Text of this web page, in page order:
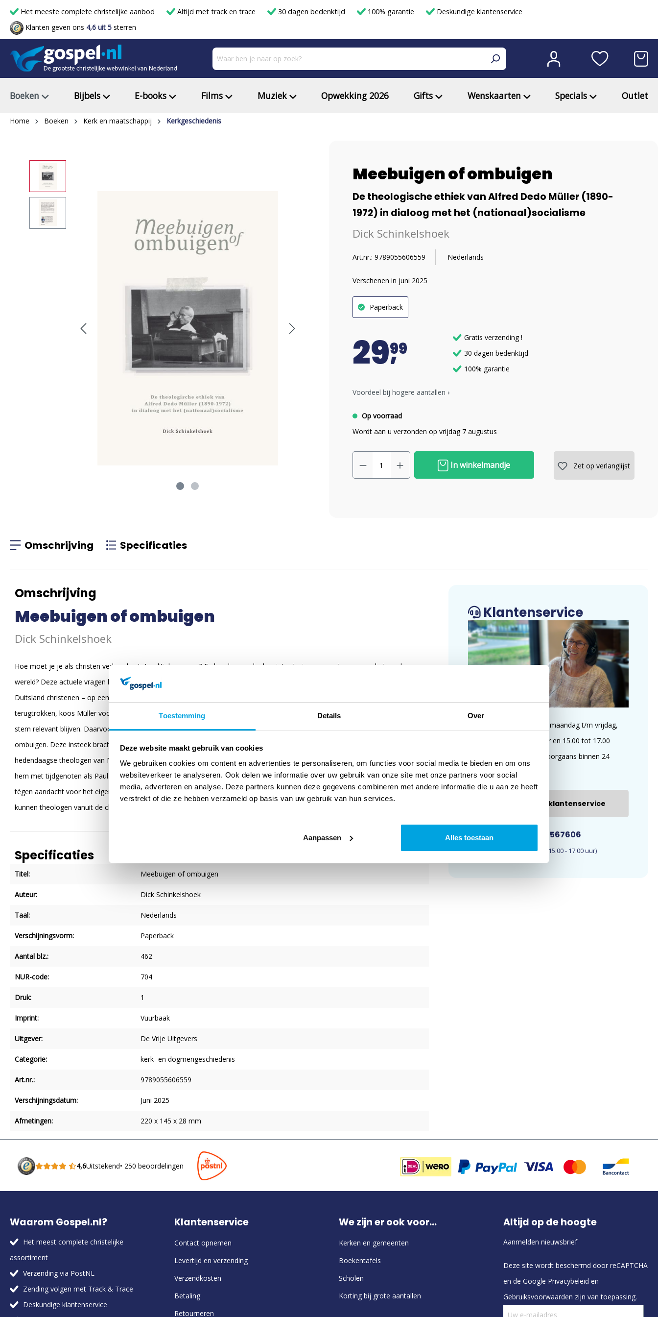
Toestemming Details Over
Deze website maakt gebruik van cookies
We gebruiken cookies om content en advertenties te personaliseren, om functies voor social media te bieden en om ons
websiteverkeer te analyseren. Ook delen we informatie over uw gebruik van onze site met onze partners voor social
media, adverteren en analyse. Deze partners kunnen deze gegevens combineren met andere informatie die u aan ze heeft
verstrekt of die ze hebben verzameld op basis van uw gebruik van hun services.
Aanpassen Alles toestaan
Het meeste complete christelijke aanbod Altijd met track en trace 30 dagen bedenktijd 100% garantie
Deskundige klantenservice
Klanten geven ons 4,6 uit 5 sterren
Boeken Bijbels E-books Films Muziek Opwekking 2026 Gifts Wenskaarten Specials Outlet
Home Boeken Kerk en maatschappij Kerkgeschiedenis
Meebuigen of ombuigen
De theologische ethiek van Alfred Dedo Müller (1890-
1972) in dialoog met het (nationaal)socialisme
Dick Schinkelshoek
Art.nr.: 9789055606559 Nederlands
Verschenen in juni 2025
Paperback
2999
Gratis verzending !
30 dagen bedenktijd
100% garantie
Voordeel bij hogere aantallen ›
Op voorraad
Wordt aan u verzonden op vrijdag 7 augustus
In winkelmandje Zet op verlanglijst
Omschrijving Specificaties
Omschrijving
Meebuigen of ombuigen
Dick Schinkelshoek
Hoe moet je je als christen verhouden tot politieke vragen? En hoe kunnen kerken iets zinnigs zeggen in een gepolariseerde
wereld? Deze actuele vragen hielden ook de Duitse theoloog Alfred Dedo Müller (1890-1972) sterk bezig. Terwijl in nazi-
Duitsland christenen – op een enkeling na, die in verzet kwam – volledig meebewogen met het nazisme, of zich in stilzwijgen
terugtrokken, koos Müller voor een andere weg. Hij wilde met de nieuwe machthebbers in gesprek blijven, en als theologische
stem relevant blijven. Daarvoor boog hij mee, met de intentie de maatschappelijke ontwikkelingen ten goede te kunnen
ombuigen. Deze insteek bracht Müller tot enkele fatale morele misrekeningen. Dick Schinkelshoek vraagt zich af wat
hedendaagse theologen van Müller kunnen leren. Hij tekent de Leipziger praktisch theoloog daarvoor in zijn tijd, en vergelijkt
hem met tijdgenoten als Paul Althaus, Karl Barth en Dietrich Bonhoeffer. Hoe bijzonder was het eigenlijk om in de jaren dertig
tégen aandacht voor het eigen volk in de theologie of gedwongen sterilisatie van mensen met een erfelijke ziekte te zijn? En hoe
kunnen theologen vanuit de christelijke traditie werkelijk constructief-kritisch aan het maatschappelijke debat meedoen?
Specificaties
Titel: Meebuigen of ombuigen
Auteur: Dick Schinkelshoek
Taal: Nederlands
Verschijningsvorm: Paperback
Aantal blz.: 462
NUR-code: 704
Druk: 1
Imprint: Vuurbaak
Uitgever: De Vrije Uitgevers
Categorie: kerk- en dogmengeschiedenis
Art.nr.: 9789055606559
Verschijningsdatum: Juni 2025
Afmetingen: 220 x 145 x 28 mm
Klantenservice
Wij zijn te bereiken op maandag t/m vrijdag,
van 09.00 tot 11.00 uur en 15.00 tot 17.00
uur. E-mails worden doorgaans binnen 24
uur beantwoord.
E-mail onze klantenservice
033-4567606
(09.00 - 11.00 en 15.00 - 17.00 uur)
4,6Uitstekend• 250 beoordelingen
Waarom Gospel.nl?
Het meest complete christelijke
assortiment
Verzending via PostNL
Zending volgen met Track & Trace
Deskundige klantenservice
Klantenservice
Contact opnemen
Levertijd en verzending
Verzendkosten
Betaling
Retourneren
We zijn er ook voor...
Kerken en gemeenten
Boekentafels
Scholen
Korting bij grote aantallen
Altijd op de hoogte
Aanmelden nieuwsbrief
Deze site wordt beschermd door reCAPTCHA
en de Google Privacybeleid en
Gebruiksvoorwaarden zijn van toepassing.